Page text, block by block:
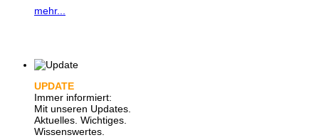
mehr...
UPDATE
Immer informiert:
Mit unseren Updates.
Aktuelles. Wichtiges.
Wissenswertes.